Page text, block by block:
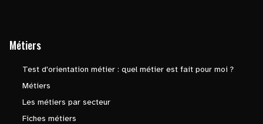
Métiers
Test d'orientation métier : quel métier est fait pour moi ?
Métiers
Les métiers par secteur
Fiches métiers